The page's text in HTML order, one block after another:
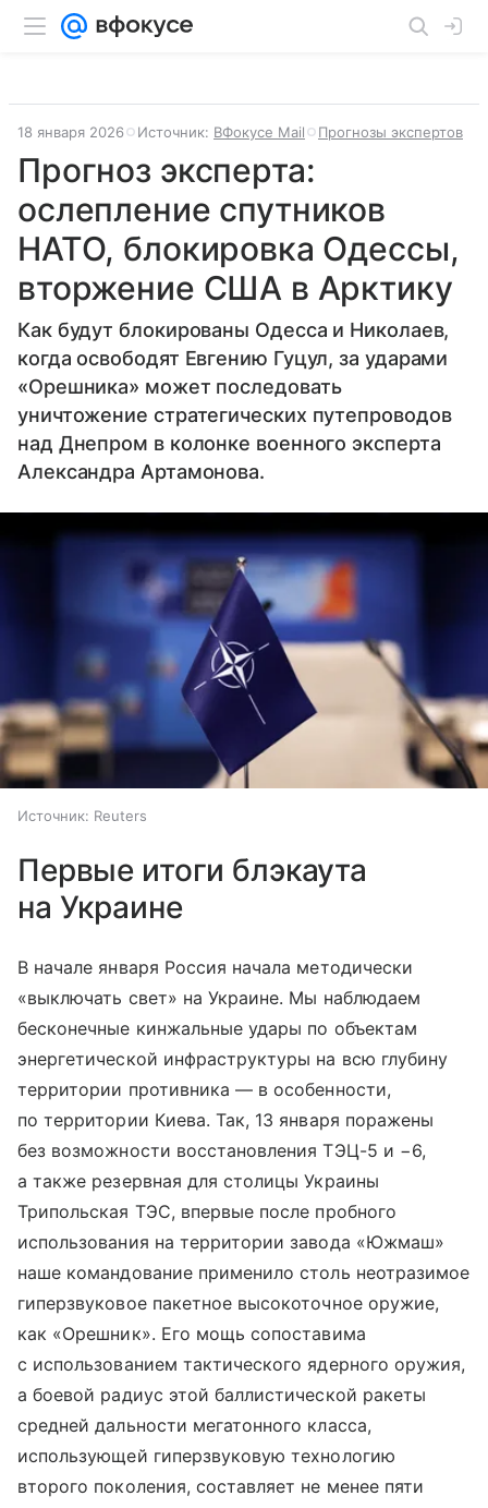
18 января 2026 Источник: ВФокусе Mail Прогнозы экспертов
Прогноз эксперта:
ослепление спутников
НАТО, блокировка Одессы,
вторжение США в Арктику
Как будут блокированы Одесса и Николаев,
когда освободят Евгению Гуцул, за ударами
«Орешника» может последовать
уничтожение стратегических путепроводов
над Днепром в колонке военного эксперта
Александра Артамонова.
Источник: Reuters
Первые итоги блэкаута
на Украине
В начале января Россия начала методически
«выключать свет» на Украине. Мы наблюдаем
бесконечные кинжальные удары по объектам
энергетической инфраструктуры на всю глубину
территории противника — в особенности,
по территории Киева. Так, 13 января поражены
без возможности восстановления ТЭЦ-5 и −6,
а также резервная для столицы Украины
Трипольская ТЭС, впервые после пробного
использования на территории завода «Южмаш»
наше командование применило столь неотразимое
гиперзвуковое пакетное высокоточное оружие,
как «Орешник». Его мощь сопоставима
с использованием тактического ядерного оружия,
а боевой радиус этой баллистической ракеты
средней дальности мегатонного класса,
использующей гиперзвуковую технологию
второго поколения, составляет не менее пяти